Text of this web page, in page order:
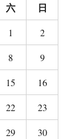
六 日
1
2
8
9
15
16
22
23
29
30